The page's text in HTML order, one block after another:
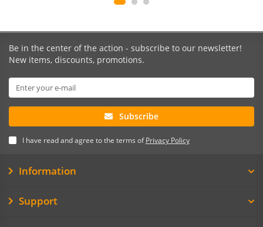
Be in the center of the action - subscribe to our newsletter!
New items, discounts, promotions.
Subscribe
I have read and agree to the terms ofPrivacy Policy
Information
Support